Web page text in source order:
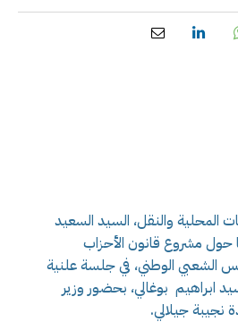
المحلية والنقل، السيد السعيد
حول مشروع قانون الأحزاب
الشعبي الوطني، في جلسة علنية
ابراهيم بوغالي، بحضور وزير
نجيبة جيلالي.